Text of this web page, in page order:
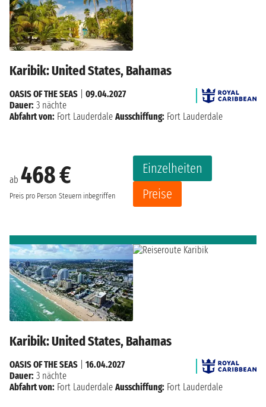
Karibik: United States, Bahamas
ab 468 €
Preis pro Person Steuern inbegriffen
Einzelheiten
Preise
OASIS OF THE SEAS
09.04.2027
Dauer: 3 nächte
Abfahrt von: Fort Lauderdale Ausschiffung: Fort Lauderdale
Karibik: United States, Bahamas
OASIS OF THE SEAS
16.04.2027
Dauer: 3 nächte
Abfahrt von: Fort Lauderdale Ausschiffung: Fort Lauderdale